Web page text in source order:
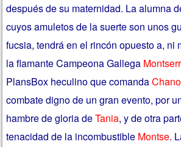
después de su maternidad. La alumna
cuyos amuletos de la suerte son unos
fucsia, tendrá en el rincón opuesto a, ni
la flamante Campeona Gallega
PlansBox heculino que comanda
combate digno de un gran evento, por
hambre de gloria deTania, y de otra
tenacidad de la incombustible Montse.